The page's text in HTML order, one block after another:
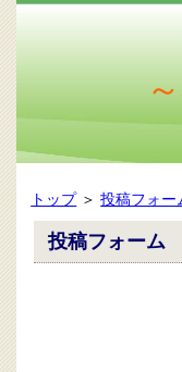
トップ＞投稿フォー
投稿フォーム